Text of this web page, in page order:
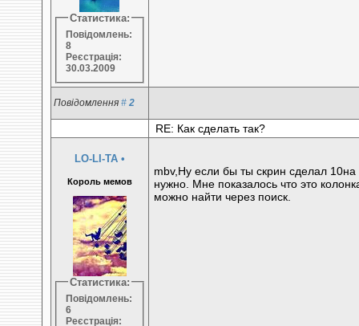
Статистика:
Повідомлень:
8
Реєстрація:
30.03.2009
Повідомлення # 2
RE: Как сделать так?
LO-LI-TA •
Король мемов
Статистика:
Повідомлень:
6
Реєстрація:
mbv,Ну если бы ты скрин сделал
нужно. Мне показалось что это
можно найти через поиск.